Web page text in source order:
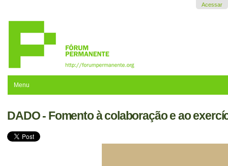
navegação
Acessar
Menu
DADO - Fomento à colaboração e ao